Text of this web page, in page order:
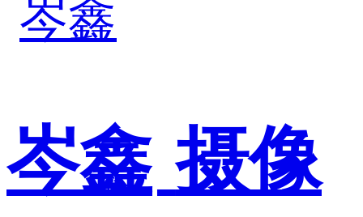
岑鑫 摄像